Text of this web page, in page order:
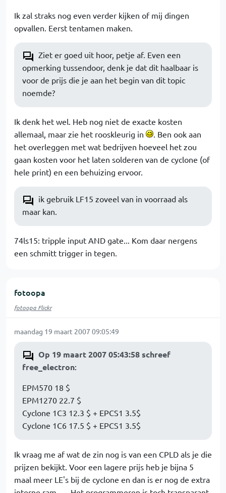
Ik zal straks nog even verder kijken of mij dingen
opvallen. Eerst tentamen maken.
Ziet er goed uit hoor, petje af. Even een
opmerking tussendoor, denk je dat dit haalbaar is
voor de prijs die je aan het begin van dit topic
noemde?
Ik denk het wel. Heb nog niet de exacte kosten
allemaal, maar zie het rooskleurig in
. Ben ook aan
het overleggen met wat bedrijven hoeveel het zou
gaan kosten voor het laten solderen van de cyclone (of
hele print) en een behuizing ervoor.
ik gebruik LF15 zoveel van in voorraad als
maar kan.
74ls15: tripple input AND gate... Kom daar nergens
een schmitt trigger in tegen.
fotoopa
fotoopa Flickr
maandag 19 maart 2007 09:05:49
Op 19 maart 2007 05:43:58 schreef
free_electron:
EPM570 18 $
EPM1270 22.7 $
Cyclone 1C3 12.3 $ + EPCS1 3.5$
Cyclone 1C6 17.5 $ + EPCS1 3.5$
Ik vraag me af wat de zin nog is van een CPLD als je die
prijzen bekijkt. Voor een lagere prijs heb je bijna 5
maal meer LE's bij de cyclone en dan is er nog de extra